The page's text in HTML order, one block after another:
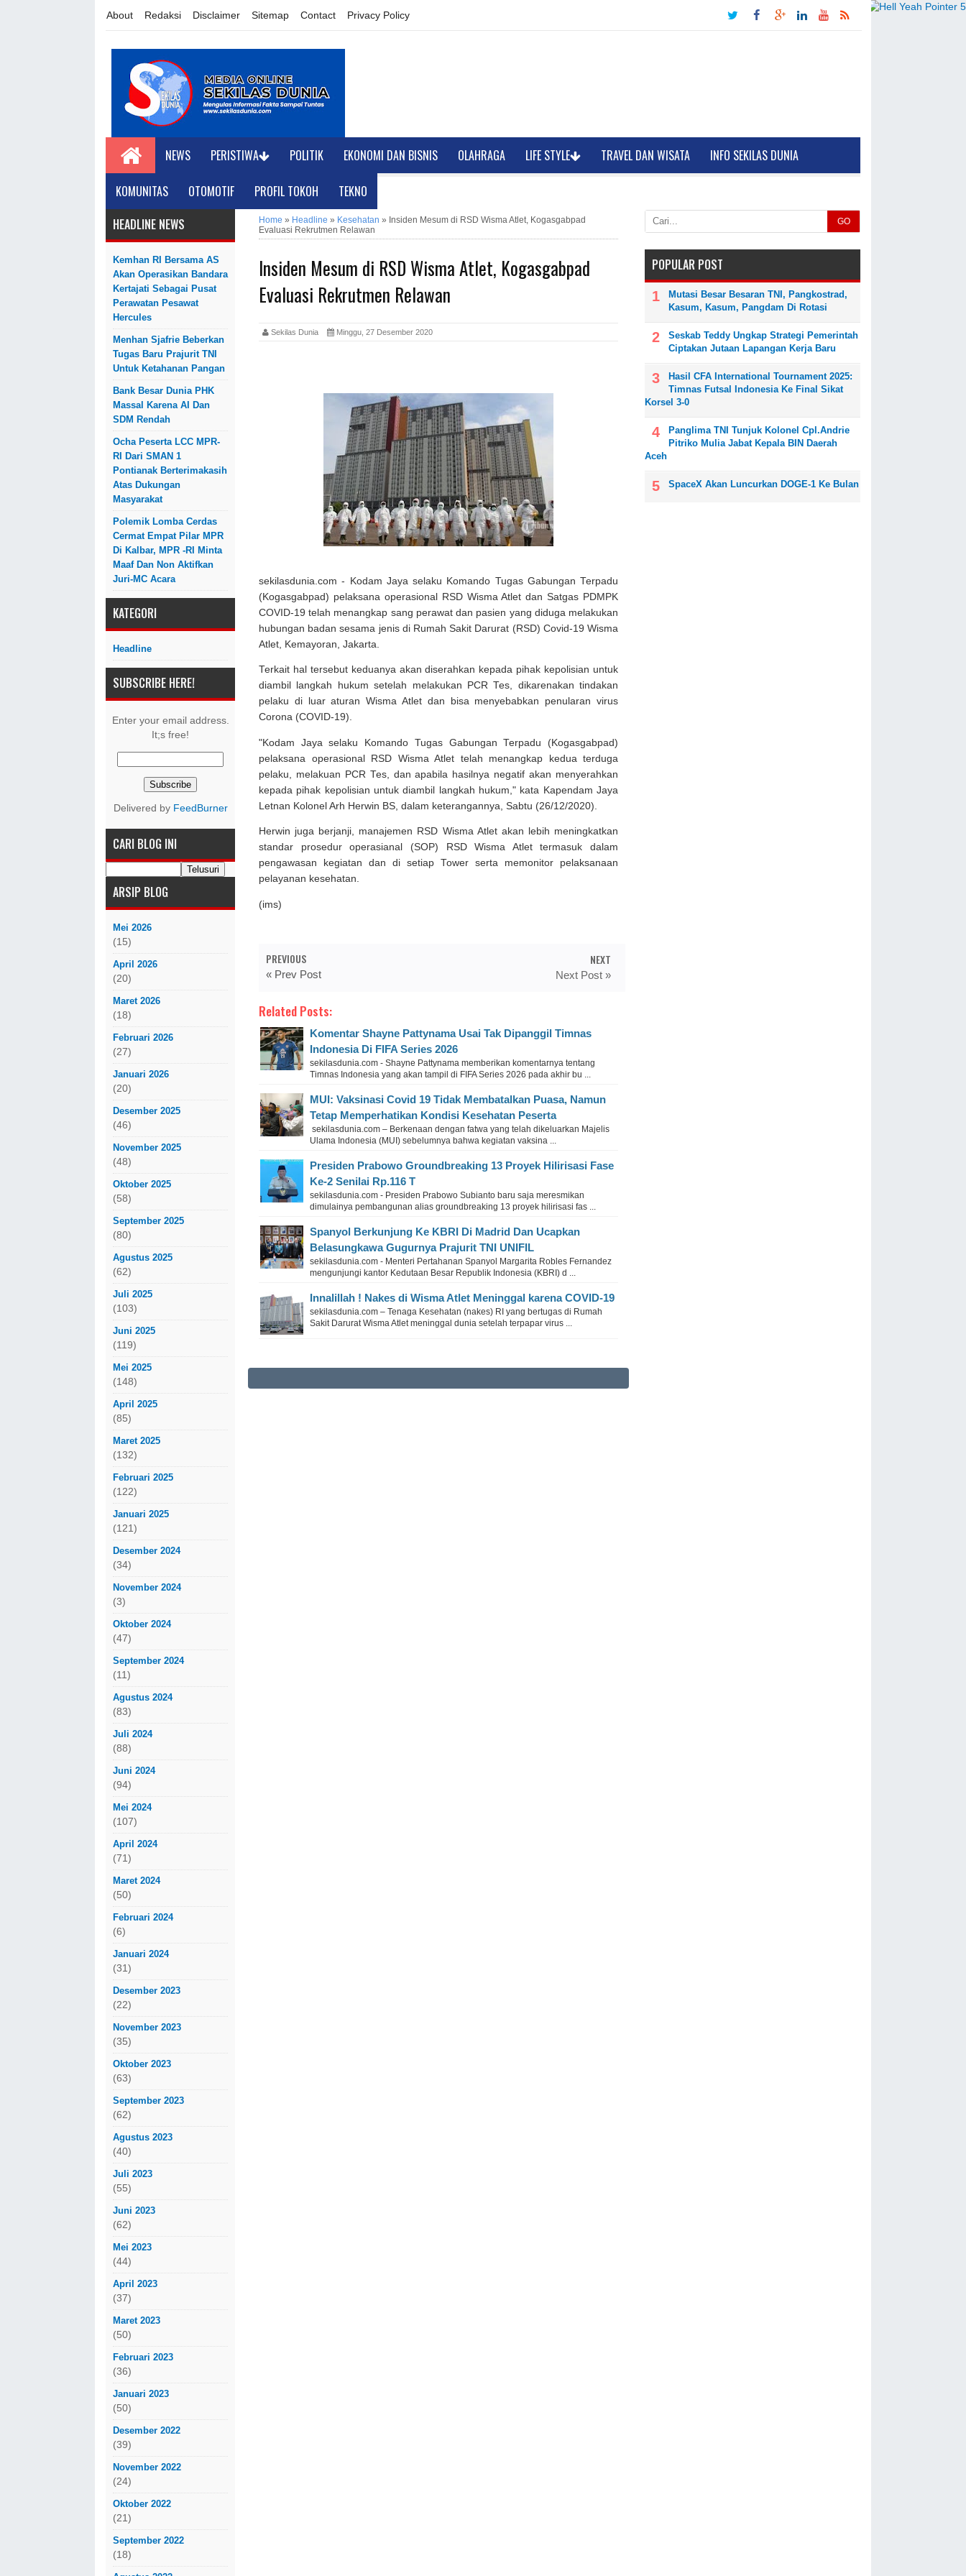
About Redaksi Disclaimer Sitemap Contact Privacy Policy
NEWS PERISTIWA POLITIK EKONOMI DAN BISNIS OLAHRAGA LIFE STYLE TRAVEL DAN WISATA INFO SEKILAS DUNIA
KOMUNITAS OTOMOTIF PROFIL TOKOH
TEKNO
HEADLINE NEWS
Kemhan RI Bersama AS
Akan Operasikan Bandara
Kertajati Sebagai Pusat
Perawatan Pesawat
Hercules
Menhan Sjafrie Beberkan
Tugas Baru Prajurit TNI
Untuk Ketahanan Pangan
Bank Besar Dunia PHK
Massal Karena AI Dan
SDM Rendah
Ocha Peserta LCC MPR-
RI Dari SMAN 1
Pontianak Berterimakasih
Atas Dukungan
Masyarakat
Polemik Lomba Cerdas
Cermat Empat Pilar MPR
Di Kalbar, MPR -RI Minta
Maaf Dan Non Aktifkan
Juri-MC Acara
KATEGORI
Headline
SUBSCRIBE HERE!
Enter your email address.
It;s free!
Delivered by FeedBurner
CARI BLOG INI
ARSIP BLOG
Mei 2026
(15)
April 2026
(20)
Maret 2026
(18)
Februari 2026
(27)
Januari 2026
(20)
Desember 2025
(46)
November 2025
(48)
Oktober 2025
(58)
September 2025
(80)
Agustus 2025
(62)
Juli 2025
(103)
Juni 2025
(119)
Mei 2025
(148)
April 2025
(85)
Maret 2025
(132)
Februari 2025
(122)
Januari 2025
(121)
Desember 2024
(34)
November 2024
(3)
Oktober 2024
(47)
September 2024
(11)
Agustus 2024
(83)
Juli 2024
(88)
Juni 2024
(94)
Mei 2024
(107)
April 2024
(71)
Maret 2024
(50)
Februari 2024
(6)
Januari 2024
(31)
Desember 2023
(22)
November 2023
(35)
Oktober 2023
(63)
September 2023
(62)
Agustus 2023
(40)
Juli 2023
(55)
Juni 2023
(62)
Mei 2023
(44)
April 2023
(37)
Maret 2023
(50)
Februari 2023
(36)
Januari 2023
(50)
Desember 2022
(39)
November 2022
(24)
Oktober 2022
(21)
September 2022
(18)
Home » Headline » Kesehatan » Insiden Mesum di RSD Wisma Atlet, Kogasgabpad
Evaluasi Rekrutmen Relawan
Insiden Mesum di RSD Wisma Atlet, Kogasgabpad
Evaluasi Rekrutmen Relawan
Sekilas Dunia Minggu, 27 Desember 2020
sekilasdunia.com - Kodam Jaya selaku Komando Tugas Gabungan Terpadu
(Kogasgabpad) pelaksana operasional RSD Wisma Atlet dan Satgas PDMPK
COVID-19 telah menangkap sang perawat dan pasien yang diduga melakukan
hubungan badan sesama jenis di Rumah Sakit Darurat (RSD) Covid-19 Wisma
Atlet, Kemayoran, Jakarta.
Terkait hal tersebut keduanya akan diserahkan kepada pihak kepolisian untuk
diambil langkah hukum setelah melakukan PCR Tes, dikarenakan tindakan
pelaku di luar aturan Wisma Atlet dan bisa menyebabkan penularan virus
Corona (COVID-19).
"Kodam Jaya selaku Komando Tugas Gabungan Terpadu (Kogasgabpad)
pelaksana operasional RSD Wisma Atlet telah menangkap kedua terduga
pelaku, melakuan PCR Tes, dan apabila hasilnya negatif akan menyerahkan
kepada pihak kepolisian untuk diambil langkah hukum," kata Kapendam Jaya
Letnan Kolonel Arh Herwin BS, dalam keterangannya, Sabtu (26/12/2020).
Herwin juga berjanji, manajemen RSD Wisma Atlet akan lebih meningkatkan
standar prosedur operasianal (SOP) RSD Wisma Atlet termasuk dalam
pengawasan kegiatan dan di setiap Tower serta memonitor pelaksanaan
pelayanan kesehatan.
(ims)
PREVIOUS
« Prev Post
NEXT
Next Post »
Related Posts:
Komentar Shayne Pattynama Usai Tak Dipanggil Timnas
Indonesia Di FIFA Series 2026
sekilasdunia.com - Shayne Pattynama memberikan komentarnya tentang
Timnas Indonesia yang akan tampil di FIFA Series 2026 pada akhir bu ...
MUI: Vaksinasi Covid 19 Tidak Membatalkan Puasa, Namun
Tetap Memperhatikan Kondisi Kesehatan Peserta
sekilasdunia.com – Berkenaan dengan fatwa yang telah dikeluarkan Majelis
Ulama Indonesia (MUI) sebelumnya bahwa kegiatan vaksina ...
Presiden Prabowo Groundbreaking 13 Proyek Hilirisasi Fase
Ke-2 Senilai Rp.116 T
sekilasdunia.com - Presiden Prabowo Subianto baru saja meresmikan
dimulainya pembangunan alias groundbreaking 13 proyek hilirisasi fas ...
Spanyol Berkunjung Ke KBRI Di Madrid Dan Ucapkan
Belasungkawa Gugurnya Prajurit TNI UNIFIL
sekilasdunia.com - Menteri Pertahanan Spanyol Margarita Robles Fernandez
mengunjungi kantor Kedutaan Besar Republik Indonesia (KBRI) d ...
Innalillah ! Nakes di Wisma Atlet Meninggal karena COVID-19
sekilasdunia.com – Tenaga Kesehatan (nakes) RI yang bertugas di Rumah
Sakit Darurat Wisma Atlet meninggal dunia setelah terpapar virus ...
GO
POPULAR POST
Mutasi Besar Besaran TNI, Pangkostrad,
Kasum, Kasum, Pangdam Di Rotasi
Seskab Teddy Ungkap Strategi Pemerintah
Ciptakan Jutaan Lapangan Kerja Baru
Hasil CFA International Tournament 2025:
Timnas Futsal Indonesia Ke Final Sikat
Korsel 3-0
Panglima TNI Tunjuk Kolonel Cpl.Andrie
Pitriko Mulia Jabat Kepala BIN Daerah
Aceh
SpaceX Akan Luncurkan DOGE-1 Ke Bulan